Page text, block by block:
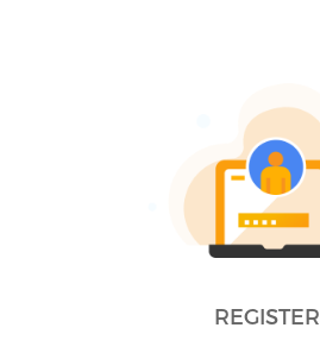
REGISTER